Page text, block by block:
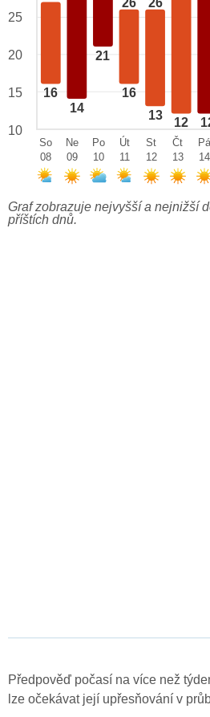
16
14
21
26
16
26
13
12
25
20
15
10
So
08
Ne
09
Po
10
Út
11
St
12
Čt
13
Pá
14
Graf zobrazuje nejvyšší a nejnižší
příštích dnů.
Předpověď počasí na více než
lze očekávat její upřesňování v